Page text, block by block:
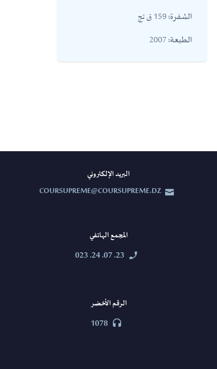
الشفرة:
الطبعة:
البريد الإلكتروني


COURSUPREME@COURSUPREME.DZ
المجمع الهاتفي


23. 07. 24. 023
الرقم الأخضر


1078